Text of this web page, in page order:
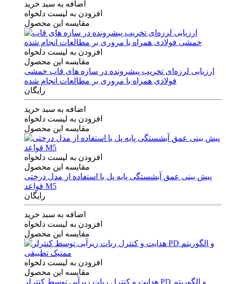
اضافه به سبد خرید
افزودن به لیست دلخواه
مقایسه این محصول
افزودن به لیست دلخواه
مقایسه این محصول
ارزیابی لرزه‌ای تخریب پیشرونده در سازه های قاب خمشی
فولادی همراه با مروری بر مطالعات انجام شده
رایگان
اضافه به سبد خرید
افزودن به لیست دلخواه
مقایسه این محصول
افزودن به لیست دلخواه
مقایسه این محصول
پیش بینی عمق آبشستگی پایه پل با استفاده از مدل درختی
قواعد M5
رایگان
اضافه به سبد خرید
افزودن به لیست دلخواه
مقایسه این محصول
افزودن به لیست دلخواه
مقایسه این محصول
هدایت و کنترل ربات زیرآبی توسط کنترلر PD و الگوریتم